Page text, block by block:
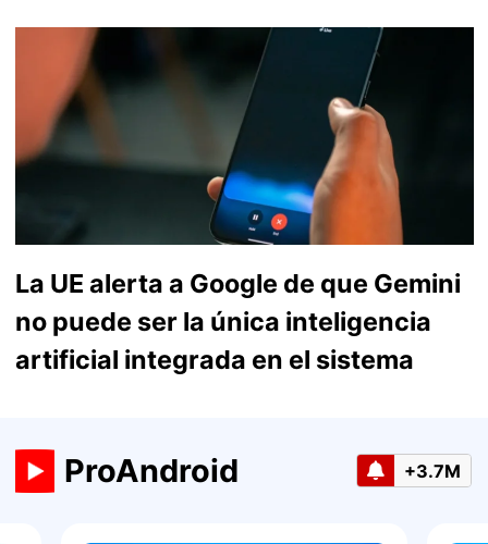
La UE alerta a Google de que Gemini
no puede ser la única inteligencia
artificial integrada en el sistema
ProAndroid +3.7M